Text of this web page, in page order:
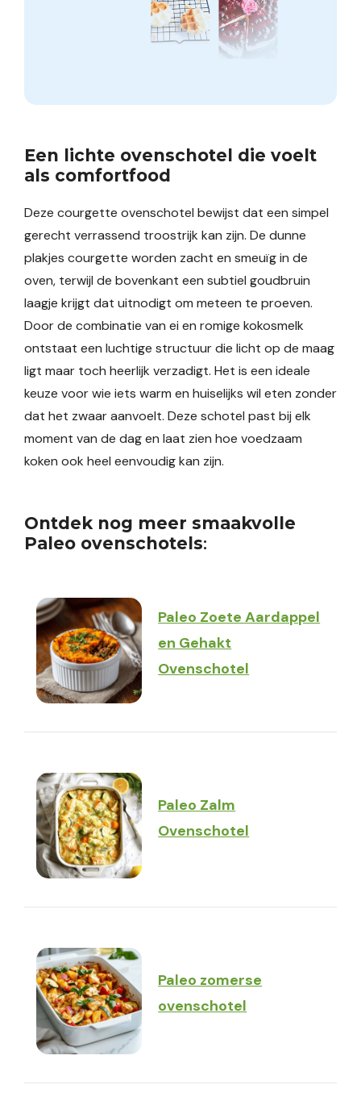
Een lichte ovenschotel die voelt
als comfortfood
Deze courgette ovenschotel bewijst dat een simpel
gerecht verrassend troostrijk kan zijn. De dunne
plakjes courgette worden zacht en smeuïg in de
oven, terwijl de bovenkant een subtiel goudbruin
laagje krijgt dat uitnodigt om meteen te proeven.
Door de combinatie van ei en romige kokosmelk
ontstaat een luchtige structuur die licht op de maag
ligt maar toch heerlijk verzadigt. Het is een ideale
keuze voor wie iets warm en huiselijks wil eten zonder
dat het zwaar aanvoelt. Deze schotel past bij elk
moment van de dag en laat zien hoe voedzaam
koken ook heel eenvoudig kan zijn.
Ontdek nog meer smaakvolle
Paleo ovenschotels:
Paleo Zoete Aardappel
en Gehakt
Ovenschotel
Paleo Zalm
Ovenschotel
Paleo zomerse
ovenschotel